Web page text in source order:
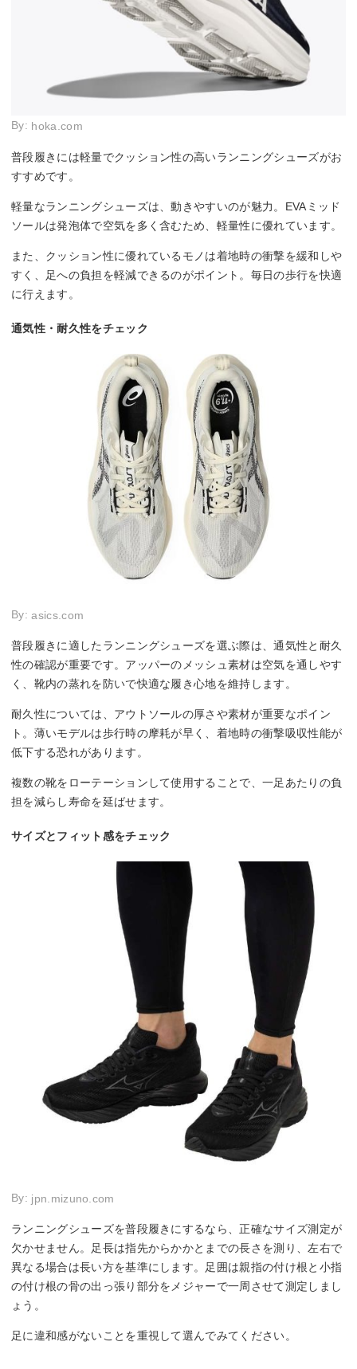
By: hoka.com
普段履きには軽量でクッション性の高いランニングシューズがお
すすめです。
軽量なランニングシューズは、動きやすいのが魅力。EVAミッド
ソールは発泡体で空気を多く含むため、軽量性に優れています。
また、クッション性に優れているモノは着地時の衝撃を緩和しや
すく、足への負担を軽減できるのがポイント。毎日の歩行を快適
に行えます。
通気性・耐久性をチェック
By:asics.com
普段履きに適したランニングシューズを選ぶ際は、通気性と耐久
性の確認が重要です。アッパーのメッシュ素材は空気を通しやす
く、靴内の蒸れを防いで快適な履き心地を維持します。
耐久性については、アウトソールの厚さや素材が重要なポイン
ト。薄いモデルは歩行時の摩耗が早く、着地時の衝撃吸収性能が
低下する恐れがあります。
複数の靴をローテーションして使用することで、一足あたりの負
担を減らし寿命を延ばせます。
サイズとフィット感をチェック
By: jpn.mizuno.com
ランニングシューズを普段履きにするなら、正確なサイズ測定が
欠かせません。足長は指先からかかとまでの長さを測り、左右で
異なる場合は長い方を基準にします。足囲は親指の付け根と小指
の付け根の骨の出っ張り部分をメジャーで一周させて測定しまし
ょう。
足に違和感がないことを重視して選んでみてください。